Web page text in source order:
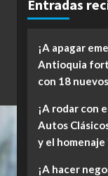
Entradas
¡A apagar
Antioquia
con 18
¡A rodar con
Autos
y el homenaje
¡A hacer